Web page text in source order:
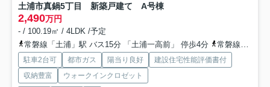
土浦市真鍋5丁目 新築戸建て A号棟
2,490万円
- / 100.19㎡ / 4LDK /予定
常磐線「土浦」駅 バス15分 「土浦一高前」 停歩4分
常磐線「神立」駅 徒歩74分車15分 5.9km
駐車2台可 都市ガス 陽当り良好
建設住宅性能評価書付
収納豊富
ウォークインクロゼット